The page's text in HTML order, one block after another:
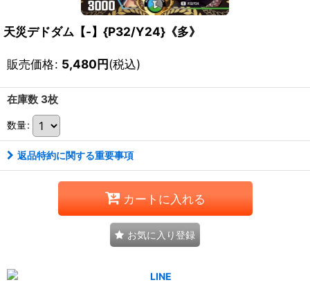
天災デドダム【-】{P32/Y24}《多》
販売価格: 5,480円(税込)
在庫数 3枚
数量:
返品特約に関する重要事項
カートに入れる
お気に入り登録